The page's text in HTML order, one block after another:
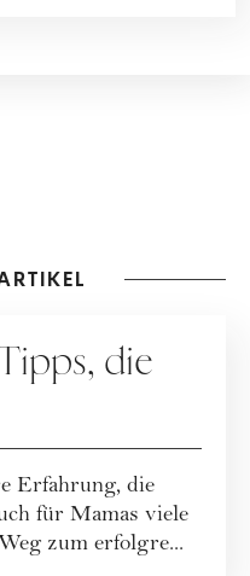
die
Erfahrung, die
für Mamas viele
zum erfolgre...